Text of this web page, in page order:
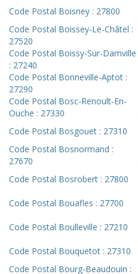
Code Postal Boisney : 27800
Code Postal Boissey-Le-Châtel :
27520
Code Postal Boissy-Sur-Damville
: 27240
Code Postal Bonneville-Aptot :
27290
Code Postal Bosc-Renoult-En-
Ouche : 27330
Code Postal Bosgouet : 27310
Code Postal Bosnormand :
27670
Code Postal Bosrobert : 27800
Code Postal Bouafles : 27700
Code Postal Boulleville : 27210
Code Postal Bouquetot : 27310
Code Postal Bourg-Beaudouin :